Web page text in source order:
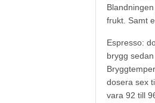
frukt. Samt
Espresso:
brygg
dosera sex
vara 92 till